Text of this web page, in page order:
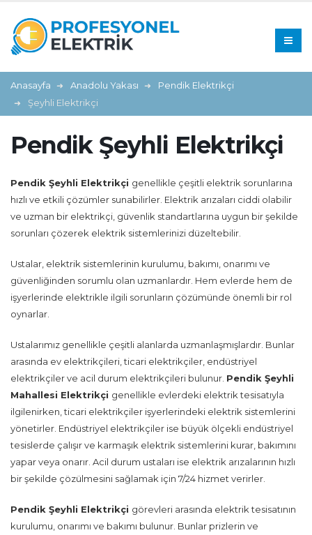
Anasayfa Anadolu Yakası
Pendik Elektrikçi
Şeyhli Elektrikçi
Pendik Şeyhli Elektrikçi
Pendik Şeyhli Elektrikçi genellikle çeşitli elektrik sorunlarına
hızlı ve etkili çözümler sunabilirler. Elektrik arızaları ciddi olabilir
ve uzman bir elektrikçi, güvenlik standartlarına uygun bir şekilde
sorunları çözerek elektrik sistemlerinizi düzeltebilir.
Ustalar, elektrik sistemlerinin kurulumu, bakımı, onarımı ve
güvenliğinden sorumlu olan uzmanlardır. Hem evlerde hem de
işyerlerinde elektrikle ilgili sorunların çözümünde önemli bir rol
oynarlar.
Ustalarımız genellikle çeşitli alanlarda uzmanlaşmışlardır. Bunlar
arasında ev elektrikçileri, ticari elektrikçiler, endüstriyel
elektrikçiler ve acil durum elektrikçileri bulunur. Pendik Şeyhli
Mahallesi Elektrikçi genellikle evlerdeki elektrik tesisatıyla
ilgilenirken, ticari elektrikçiler işyerlerindeki elektrik sistemlerini
yönetirler. Endüstriyel elektrikçiler ise büyük ölçekli endüstriyel
tesislerde çalışır ve karmaşık elektrik sistemlerini kurar, bakımını
yapar veya onarır. Acil durum ustaları ise elektrik arızalarının hızlı
bir şekilde çözülmesini sağlamak için 7/24 hizmet verirler.
Pendik Şeyhli Elektrikçi görevleri arasında elektrik tesisatının
kurulumu, onarımı ve bakımı bulunur. Bunlar prizlerin ve